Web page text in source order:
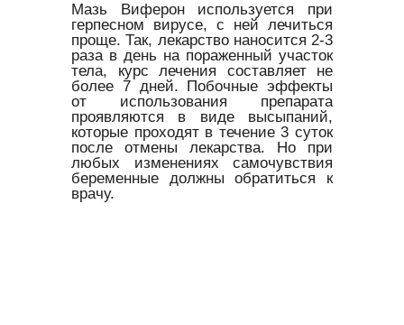
Мазь Виферон используется при
герпесном вирусе, с ней лечиться
проще. Так, лекарство наносится 2-3
раза в день на пораженный участок
тела, курс лечения составляет не
более 7 дней. Побочные эффекты
от использования препарата
проявляются в виде высыпаний,
которые проходят в течение 3 суток
после отмены лекарства. Но при
любых изменениях самочувствия
беременные должны обратиться к
врачу.